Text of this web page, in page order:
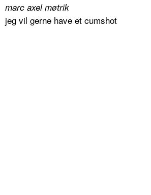
marc axel møtrik
jeg vil gerne have et cumshot